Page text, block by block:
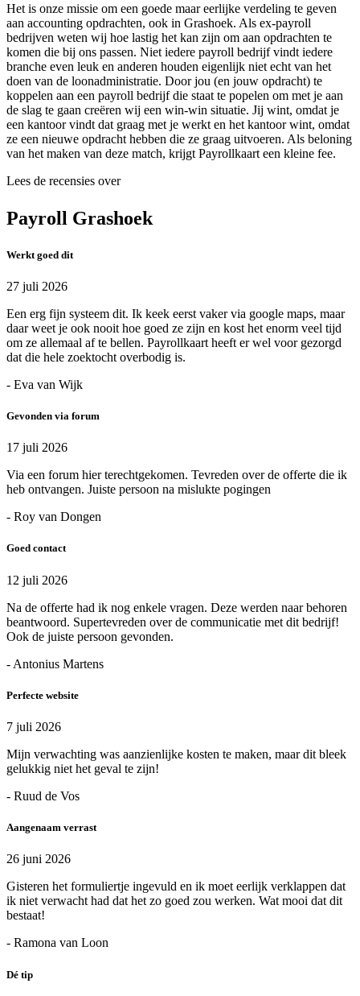
Het is onze missie om een goede maar eerlijke verdeling te geven
aan accounting opdrachten, ook in Grashoek. Als ex-payroll
bedrijven weten wij hoe lastig het kan zijn om aan opdrachten te
komen die bij ons passen. Niet iedere payroll bedrijf vindt iedere
branche even leuk en anderen houden eigenlijk niet echt van het
doen van de loonadministratie. Door jou (en jouw opdracht) te
koppelen aan een payroll bedrijf die staat te popelen om met je aan
de slag te gaan creëren wij een win-win situatie. Jij wint, omdat je
een kantoor vindt dat graag met je werkt en het kantoor wint, omdat
ze een nieuwe opdracht hebben die ze graag uitvoeren. Als beloning
van het maken van deze match, krijgt Payrollkaart een kleine fee.
Lees de recensies over
Payroll Grashoek
Werkt goed dit
27 juli 2026
Een erg fijn systeem dit. Ik keek eerst vaker via google maps, maar
daar weet je ook nooit hoe goed ze zijn en kost het enorm veel tijd
om ze allemaal af te bellen. Payrollkaart heeft er wel voor gezorgd
dat die hele zoektocht overbodig is.
- Eva van Wijk
Gevonden via forum
17 juli 2026
Via een forum hier terechtgekomen. Tevreden over de offerte die ik
heb ontvangen. Juiste persoon na mislukte pogingen
- Roy van Dongen
Goed contact
12 juli 2026
Na de offerte had ik nog enkele vragen. Deze werden naar behoren
beantwoord. Supertevreden over de communicatie met dit bedrijf!
Ook de juiste persoon gevonden.
- Antonius Martens
Perfecte website
7 juli 2026
Mijn verwachting was aanzienlijke kosten te maken, maar dit bleek
gelukkig niet het geval te zijn!
- Ruud de Vos
Aangenaam verrast
26 juni 2026
Gisteren het formuliertje ingevuld en ik moet eerlijk verklappen dat
ik niet verwacht had dat het zo goed zou werken. Wat mooi dat dit
bestaat!
- Ramona van Loon
Dé tip